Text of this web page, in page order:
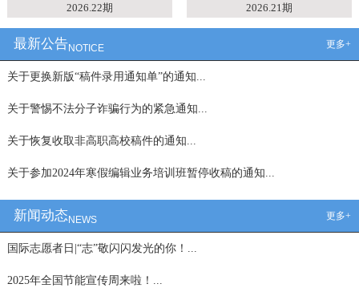
2026.22期 2026.21期
最新公告NOTICE 更多+
关于更换新版“稿件录用通知单”的通知...
关于警惕不法分子诈骗行为的紧急通知...
关于恢复收取非高职高校稿件的通知...
关于参加2024年寒假编辑业务培训班暂停收稿的通知...
新闻动态NEWS 更多+
国际志愿者日|“志”敬闪闪发光的你！...
2025年全国节能宣传周来啦！...